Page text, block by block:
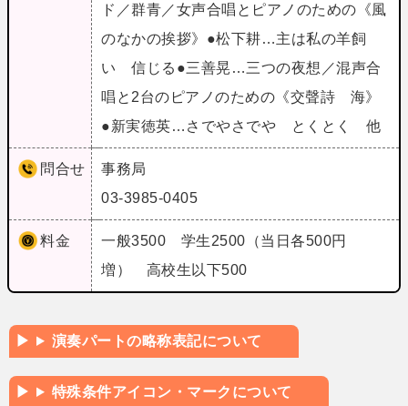
ド／群青／女声合唱とピアノのための《風
のなかの挨拶》●松下耕…主は私の羊飼
い 信じる●三善晃…三つの夜想／混声合
唱と2台のピアノのための《交聲詩 海》
●新実徳英…さでやさでや とくとく 他
問合せ
事務局
03-3985-0405
料金
一般3500 学生2500（当日各500円
増） 高校生以下500
演奏パートの略称表記について
特殊条件アイコン・マークについて